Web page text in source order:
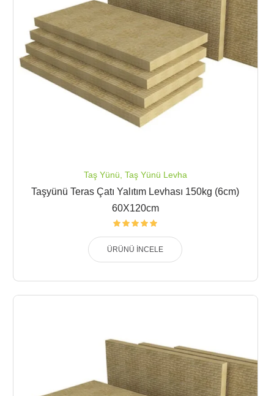
Taş Yünü Taş Yünü Levha
Taşyünü Teras Çatı Yalıtım Levhası 150kg (6cm)
60X120cm
ÜRÜNÜ İNCELE